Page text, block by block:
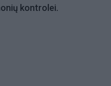
kontrolei.